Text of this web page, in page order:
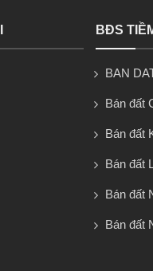
BĐS
BAN
Bán đất
Bán đất
Bán đất
Bán đất
Bán đất